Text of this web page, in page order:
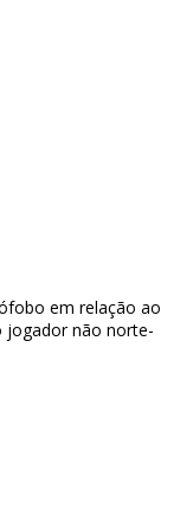
em relação ao
jogador não norte-